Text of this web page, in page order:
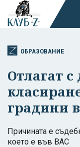
ОБРАЗОВАНИЕ
Отлагат
градини
Причината е
което е във ВАС